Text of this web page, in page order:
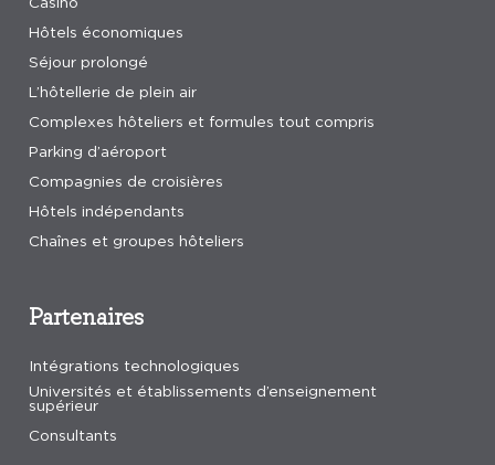
Hôtels économiques
Séjour prolongé
L’hôtellerie de plein air
Complexes hôteliers et formules tout compris
Parking d’aéroport
Compagnies de croisières
Hôtels indépendants
Chaînes et groupes hôteliers
Partenaires
Intégrations technologiques
Universités et établissements d’enseignement
supérieur
Consultants